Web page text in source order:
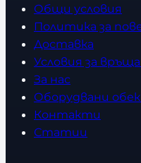
Общи условия
Политика за
Доставка
Условия за
За нас
Оборудвани
Контакти
Статии